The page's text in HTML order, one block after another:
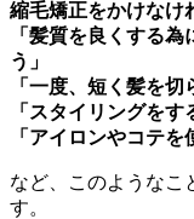
縮毛矯正をかけなけ
「髪質を良くする
う」
「一度、短く髪を
「スタイリングをす
「アイロンやコテ
など、このようなこ
す。